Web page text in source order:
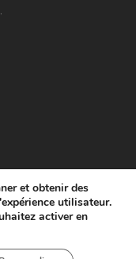
.
www.tco.re -2026.
Mentions légales
et obtenir des
utilisateur.
activer en